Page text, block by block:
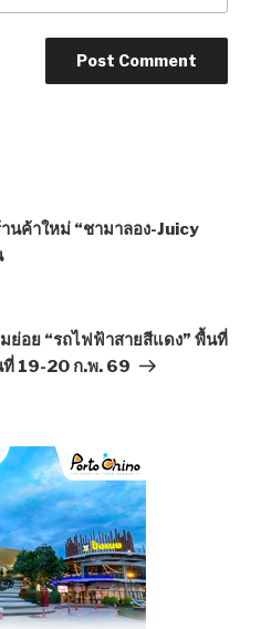
นค้าใหม่ “ชามาลอง-Juicy
ย่อย “รถไฟฟ้าสายสีแดง” พื้นที่
ที่ 19-20 ก.พ. 69